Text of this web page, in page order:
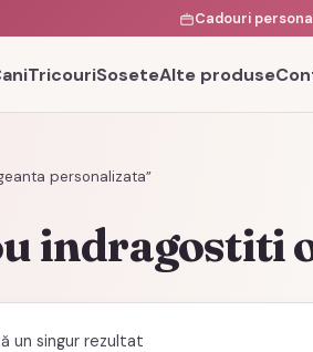
Cadouri
TricouriSoseteAlte produse
personalizata”
indragostiti
un singur rezultat